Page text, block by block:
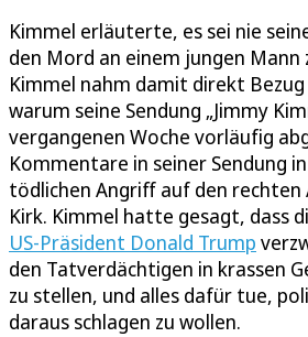
Kimmel erläuterte, es sei nie
den Mord an einem jungen Mann
Kimmel nahm damit direkt
warum seine Sendung „Jimmy
vergangenen Woche vorläufig
Kommentare in seiner Sendung
tödlichen Angriff auf den rechten
Kirk. Kimmel hatte gesagt, dass
US-Präsident Donald Trump
den Tatverdächtigen in krassen
zu stellen, und alles dafür tue,
daraus schlagen zu wollen.